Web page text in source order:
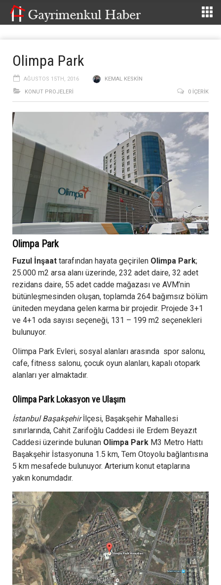
Olimpa Park
AĞUSTOS 15TH, 2016
KEMAL KESKIN
KONUT PROJELERI
0 İÇERIK
Olimpa Park
Fuzul İnşaat tarafından hayata geçirilen Olimpa Park;
25.000 m2 arsa alanı üzerinde, 232 adet daire, 32 adet
rezidans daire, 55 adet cadde mağazası ve AVM’nin
bütünleşmesinden oluşan, toplamda 264 bağımsız bölüm
üniteden meydana gelen karma bir projedir. Projede 3+1
ve 4+1 oda sayısı seçeneği, 131 – 199 m2 seçenekleri
bulunuyor.
Olimpa Park Evleri, sosyal alanları arasında spor salonu,
cafe, fitness salonu, çocuk oyun alanları, kapalı otopark
alanları yer almaktadır.
Olimpa Park Lokasyon ve Ulaşım
İstanbul Başakşehirİlçesi, Başakşehir Mahallesi
sınırlarında, Cahit Zarifoğlu Caddesi ile Erdem Beyazıt
Caddesi üzerinde bulunan Olimpa Park M3 Metro Hattı
Başakşehir İstasyonuna 1.5 km, Tem Otoyolu bağlantısına
5 km mesafede bulunuyor. Arterium konut etaplarına
yakın konumdadır.